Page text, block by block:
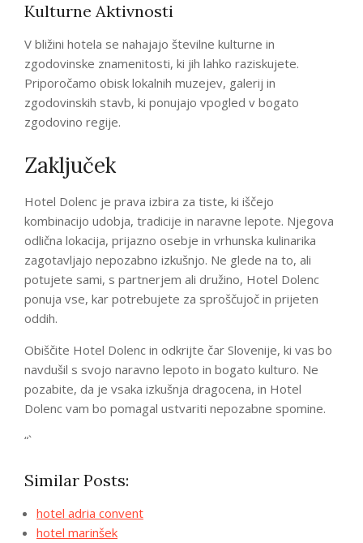
Kulturne Aktivnosti
V bližini hotela se nahajajo številne kulturne in
zgodovinske znamenitosti, ki jih lahko raziskujete.
Priporočamo obisk lokalnih muzejev, galerij in
zgodovinskih stavb, ki ponujajo vpogled v bogato
zgodovino regije.
Zaključek
Hotel Dolenc je prava izbira za tiste, ki iščejo
kombinacijo udobja, tradicije in naravne lepote. Njegova
odlična lokacija, prijazno osebje in vrhunska kulinarika
zagotavljajo nepozabno izkušnjo. Ne glede na to, ali
potujete sami, s partnerjem ali družino, Hotel Dolenc
ponuja vse, kar potrebujete za sproščujoč in prijeten
oddih.
Obiščite Hotel Dolenc in odkrijte čar Slovenije, ki vas bo
navdušil s svojo naravno lepoto in bogato kulturo. Ne
pozabite, da je vsaka izkušnja dragocena, in Hotel
Dolenc vam bo pomagal ustvariti nepozabne spomine.
“`
Similar Posts:
hotel adria convent
hotel marinšek